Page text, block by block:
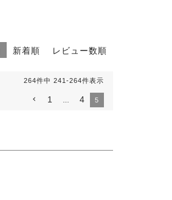
新着順 レビュー数順
264件中 241 -264件表示
1 4 5